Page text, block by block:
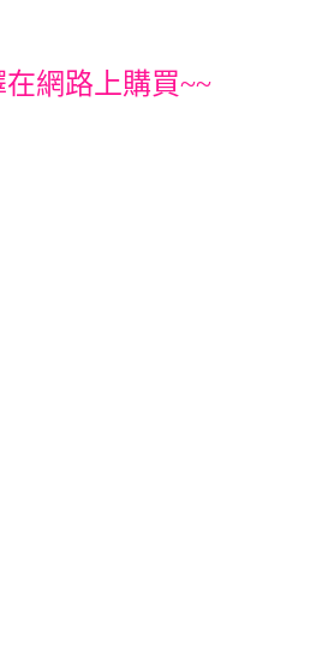
網路上購買~~